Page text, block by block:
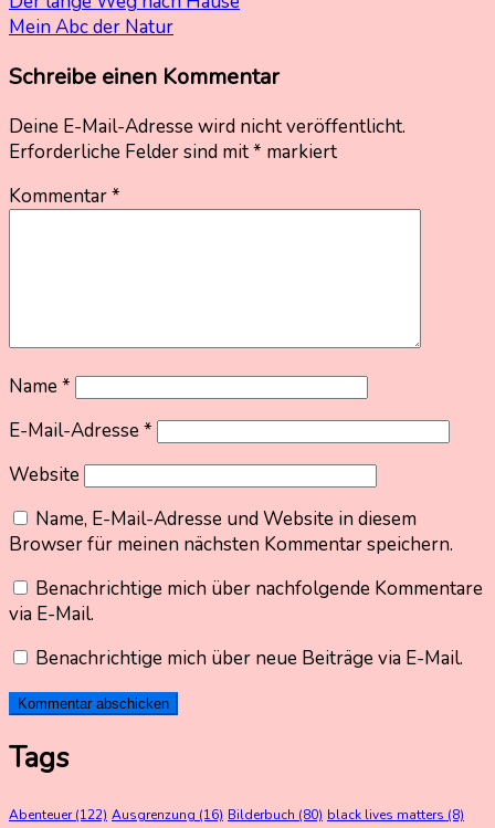
Mein Abc der Natur
Schreibe einen Kommentar
Deine E-Mail-Adresse wird nicht veröffentlicht.
Erforderliche Felder sind mit* markiert
Kommentar*
Name*
E-Mail-Adresse*
Website
Name, E-Mail-Adresse und Website in diesem
Browser für meinen nächsten Kommentar speichern.
Benachrichtige mich über nachfolgende Kommentare
via E-Mail.
Benachrichtige mich über neue Beiträge via E-Mail.
Tags
Abenteuer(122) Ausgrenzung (16) Bilderbuch (80) black lives matters (8)